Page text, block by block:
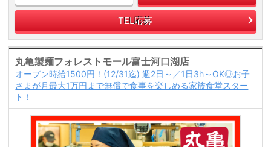
TEL応募
丸亀製麺フォレストモール富士河口湖店
オープン時給1500円！(12/31迄) 週2日～／1日3h～OK◎お子
さまが月最大1万円まで無償で食事を楽しめる家族食堂スター
ト！